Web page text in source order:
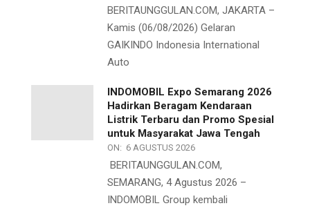
BERITAUNGGULAN.COM, JAKARTA –
Kamis (06/08/2026) Gelaran
GAIKINDO Indonesia International
Auto
INDOMOBIL Expo Semarang 2026
Hadirkan Beragam Kendaraan
Listrik Terbaru dan Promo Spesial
untuk Masyarakat Jawa Tengah
ON: 6 AGUSTUS 2026
BERITAUNGGULAN.COM,
SEMARANG, 4 Agustus 2026 –
INDOMOBIL Group kembali